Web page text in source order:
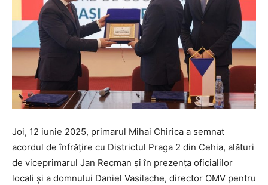
Joi, 12 iunie 2025, primarul Mihai Chirica a semnat
acordul de înfrățire cu Districtul Praga 2 din Cehia, alături
de viceprimarul Jan Recman și în prezența oficialilor
locali și a domnului Daniel Vasilache, director OMV pentru